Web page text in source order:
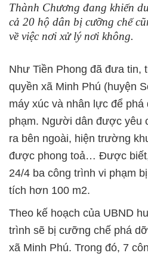
Thành Chương đang khiến
cả 20 hộ dân bị cưỡng chế
về việc nơi xử lý nơi không.
Như Tiền Phong đã đưa tin,
quyền xã Minh Phú (huyện
máy xúc và nhân lực để
phạm. Người dân được yêu
ra bên ngoài, hiện trường
được phong toả… Được
24/4 ba công trình vi phạm
tích hơn 100 m2.
Theo kế hoạch của UBND
trình sẽ bị cưỡng chế phá
xã Minh Phú. Trong đó, 7